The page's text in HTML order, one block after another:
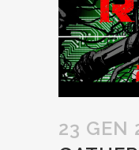
23 GEN